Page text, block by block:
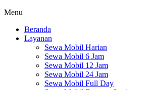
Menu
Beranda
Layanan
Sewa Mobil Harian
Sewa Mobil 6 Jam
Sewa Mobil 12 Jam
Sewa Mobil 24 Jam
Sewa Mobil Full Day